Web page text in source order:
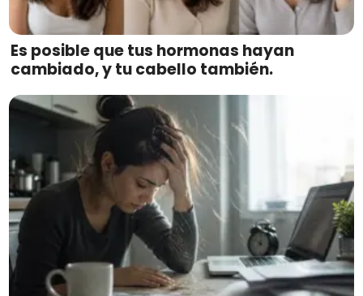
Es posible que tus hormonas hayan
cambiado, y tu cabello también.